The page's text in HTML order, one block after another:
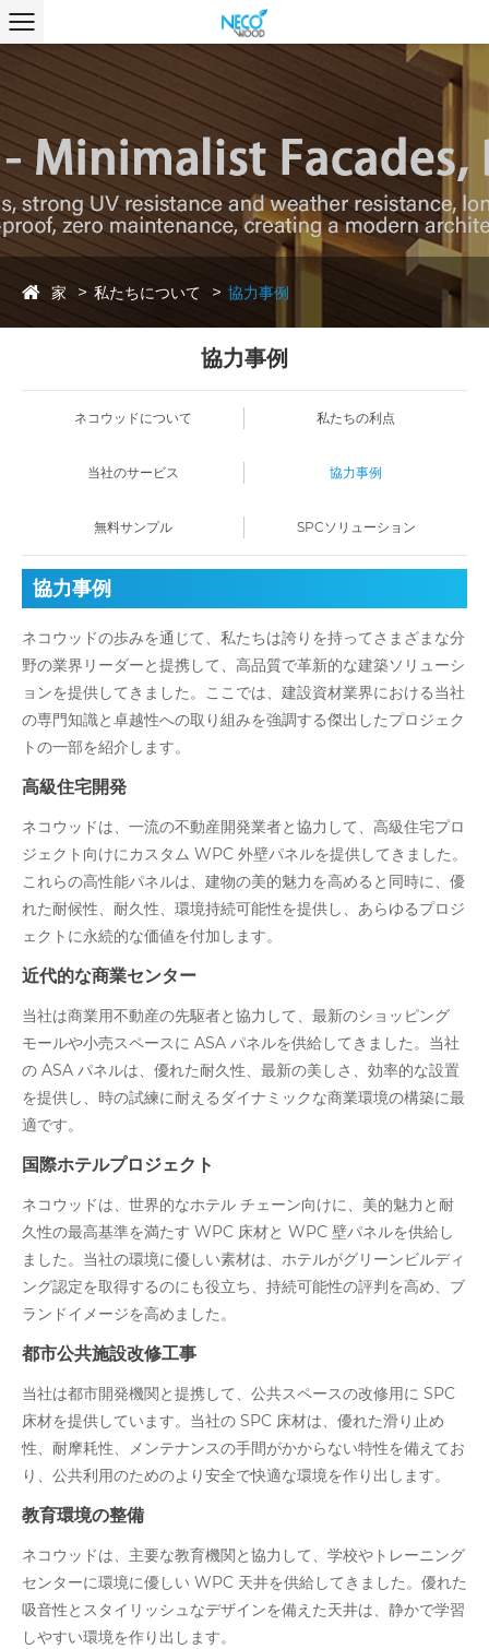
家 私たちについて 協力事例
協力事例
ネコウッドについて 私たちの利点
当社のサービス 協力事例
無料サンプル SPCソリューション
協力事例
ネコウッドの歩みを通じて、私たちは誇りを持ってさまざまな分
野の業界リーダーと提携して、高品質で革新的な建築ソリューシ
ョンを提供してきました。ここでは、建設資材業界における当社
の専門知識と卓越性への取り組みを強調する傑出したプロジェク
トの一部を紹介します。
高級住宅開発
ネコウッドは、一流の不動産開発業者と協力して、高級住宅プロ
ジェクト向けにカスタム WPC 外壁パネルを提供してきました。
これらの高性能パネルは、建物の美的魅力を高めると同時に、優
れた耐候性、耐久性、環境持続可能性を提供し、あらゆるプロジ
ェクトに永続的な価値を付加します。
近代的な商業センター
当社は商業用不動産の先駆者と協力して、最新のショッピング
モールや小売スペースに ASA パネルを供給してきました。当社
の ASA パネルは、優れた耐久性、最新の美しさ、効率的な設置
を提供し、時の試練に耐えるダイナミックな商業環境の構築に最
適です。
国際ホテルプロジェクト
ネコウッドは、世界的なホテル チェーン向けに、美的魅力と耐
久性の最高基準を満たす WPC 床材と WPC 壁パネルを供給し
ました。当社の環境に優しい素材は、ホテルがグリーンビルディ
ング認定を取得するのにも役立ち、持続可能性の評判を高め、ブ
ランドイメージを高めました。
都市公共施設改修工事
当社は都市開発機関と提携して、公共スペースの改修用に SPC
床材を提供しています。当社の SPC 床材は、優れた滑り止め
性、耐摩耗性、メンテナンスの手間がかからない特性を備えてお
り、公共利用のためのより安全で快適な環境を作り出します。
教育環境の整備
ネコウッドは、主要な教育機関と協力して、学校やトレーニング
センターに環境に優しい WPC 天井を供給してきました。優れた
吸音性とスタイリッシュなデザインを備えた天井は、静かで学習
しやすい環境を作り出します。